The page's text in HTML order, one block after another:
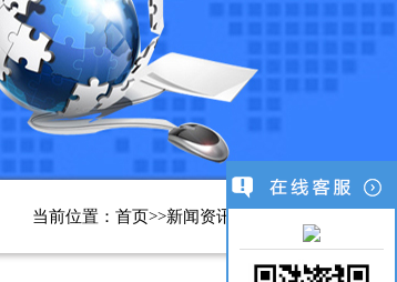
当前位置： 首页>>新闻资讯